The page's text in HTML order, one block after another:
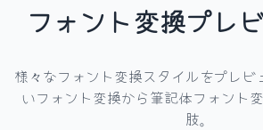
フォント変換プレ
様々なフォント変換スタイルをプレ
いフォント変換から筆記体フォント
肢。